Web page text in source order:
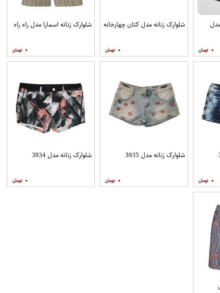
۰
شلوارک زنانه مدل کتان چهارخانه
۰
شلوارک زنانه اسمارا مدل راه راه
۰
۰
شلوارک زنانه مدل 3935
۰
شلوارک زنانه مدل 3934
۰